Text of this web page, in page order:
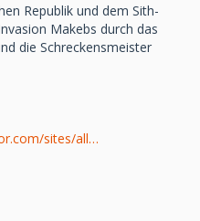
Republik und dem Sith-
Makebs durch das
die Schreckensmeister
sites/all…